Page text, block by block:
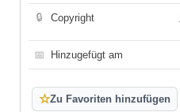
🔒 Copyright
📅 Hinzugefügt am
☆Zu Favoriten hinzufügen